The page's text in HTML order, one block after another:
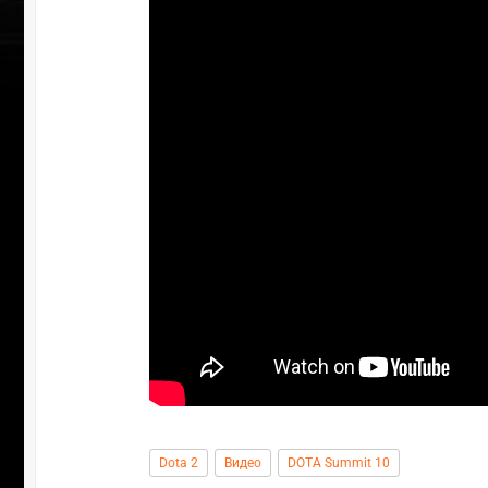
Dota 2 Видео DOTA Summit 10